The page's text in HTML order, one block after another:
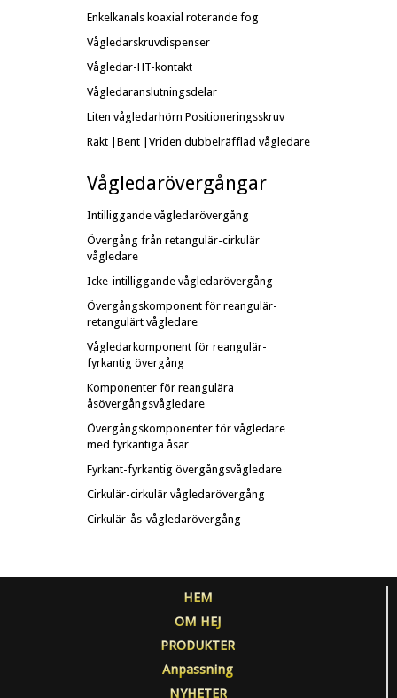
Enkelkanals koaxial roterande fog
Vågledarskruvdispenser
Vågledar-HT-kontakt
Vågledaranslutningsdelar
Liten vågledarhörn Positioneringsskruv
Rakt |Bent |Vriden dubbelräfflad vågledare
Vågledarövergångar
Intilliggande vågledarövergång
Övergång från retangulär-cirkulär
vågledare
Icke-intilliggande vågledarövergång
Övergångskomponent för reangulär-
retangulärt vågledare
Vågledarkomponent för reangulär-
fyrkantig övergång
Komponenter för reangulära
åsövergångsvågledare
Övergångskomponenter för vågledare
med fyrkantiga åsar
Fyrkant-fyrkantig övergångsvågledare
Cirkulär-cirkulär vågledarövergång
Cirkulär-ås-vågledarövergång
HEM
OM HEJ
PRODUKTER
Anpassning
NYHETER